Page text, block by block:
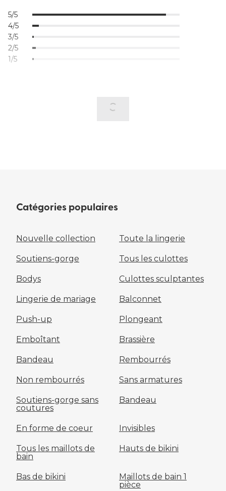
5/5
4/5
3/5
2/5
1/5
Catégories populaires
Nouvelle collection Toute la lingerie
Soutiens-gorge Tous les culottes
Bodys Culottes sculptantes
Lingerie de mariage Balconnet
Push-up Plongeant
Emboîtant Brassière
Bandeau Rembourrés
Non rembourrés Sans armatures
Soutiens-gorge sans
coutures
Bandeau
En forme de coeur Invisibles
Tous les maillots de
bain
Hauts de bikini
Bas de bikini
Maillots de bain 1
pièce